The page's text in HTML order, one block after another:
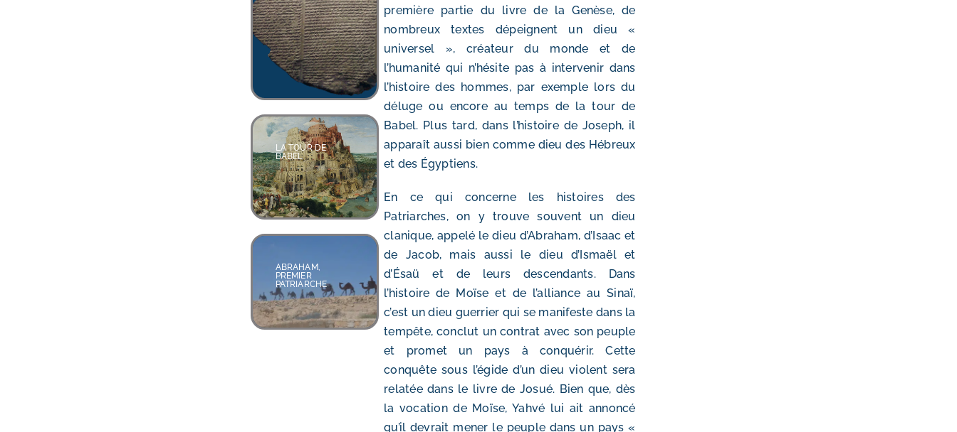
LA TOUR DE
BABEL
ABRAHAM,
PREMIER
PATRIARCHE
première partie du livre de la Genèse, de
nombreux textes dépeignent un dieu «
universel », créateur du monde et de
l’humanité qui n’hésite pas à intervenir dans
l’histoire des hommes, par exemple lorsdu
déluge ou encore au temps de la tour de
Babel. Plus tard, dans l’histoire de Joseph, il
apparaît aussi bien comme dieu des Hébreux
et des Égyptiens.
En ce qui concerne les histoires des
Patriarches, on y trouve souvent un dieu
clanique, appelé le dieu d’Abraham, d’Isaac et
de Jacob, mais aussi le dieu d’Ismaël et
d’Ésaü et de leurs descendants. Dans
l’histoire de Moïse et de l’alliance au Sinaï,
c’est un dieu guerrier qui se manifeste dans la
tempête, conclut un contrat avec son peuple
et promet un pays à conquérir. Cette
conquête sous l’égide d’un dieu violent sera
relatée dans le livre de Josué. Bien que, dès
la vocation de Moïse, Yahvé lui ait annoncé
qu’il devrait mener le peuple dans un pays «